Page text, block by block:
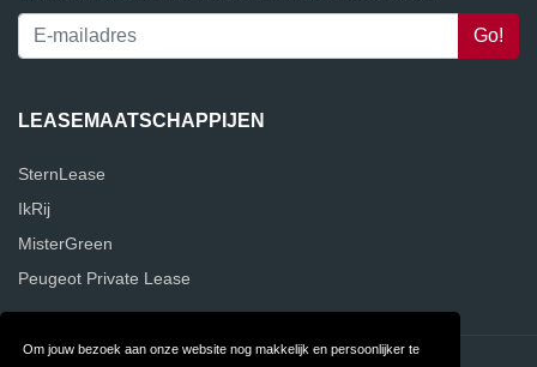
Om jouw bezoek aan onze website nog makkelijk en persoonlijker te
LEASEMAATSCHAPPIJEN
SternLease
IkRij
MisterGreen
Peugeot Private Lease